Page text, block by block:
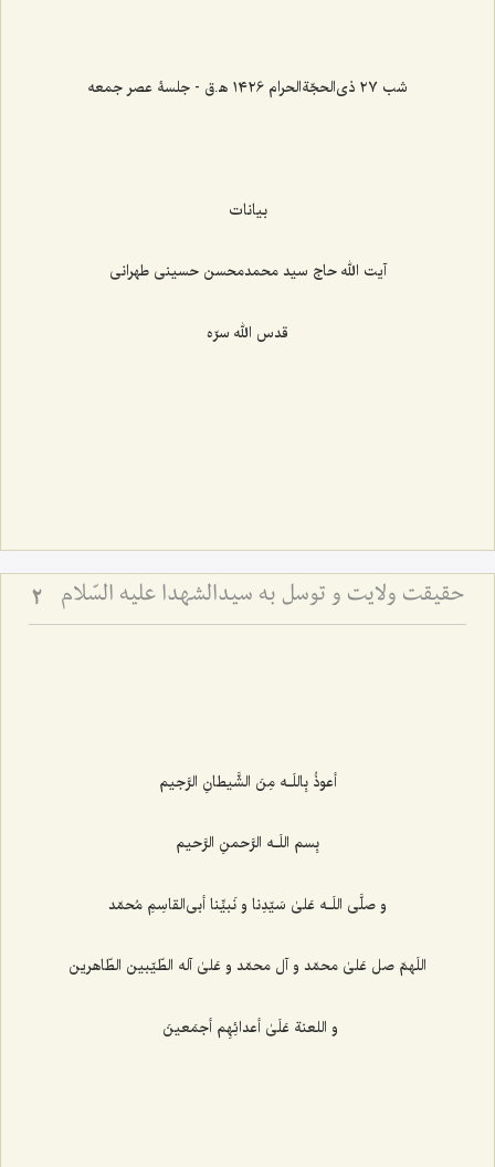
شب ۲۷ ذی‌الحجّةالحرام ۱۴۲۶ ه‍.ق - جلسۀ عصر جمعه
بیانات
آیت الله حاج سید محمدمحسن حسینی طهرانی
قدس الله سرّه
حقیقت ولایت و توسل به سیدالشهدا علیه السّلام 2
أعوذُ بِاللَـه مِنَ الشَّیطانِ الرَّجیم
بِسم اللَـه الرَّحمنِ الرَّحیم
و صلَّی اللَـه عَلیٰ سَیّدِنا و نَبیِّنا أبی‌القاسِمِ مُحمّد
اللَهمّ صل عَلیٰ محمّد و آل محمّد و عَلیٰ آله الطّیّبین الطّاهرین
و اللعنة عَلَیٰ أعدائِهِم أجمَعینَ